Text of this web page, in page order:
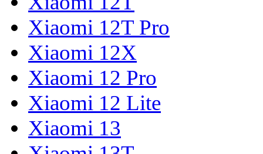
Xiaomi 12T Pro
Xiaomi 12X
Xiaomi 12 Pro
Xiaomi 12 Lite
Xiaomi 13